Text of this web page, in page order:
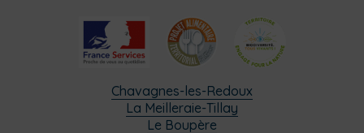
Chavagnes-les-Redoux
La Meilleraie-Tillay
Le Boupère